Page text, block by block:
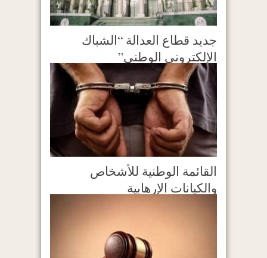
جديد قطاع العدالة “الشباك
الإلكتروني الوطني”
القائمة الوطنية للأشخاص
والكيانات اﻹرهابية